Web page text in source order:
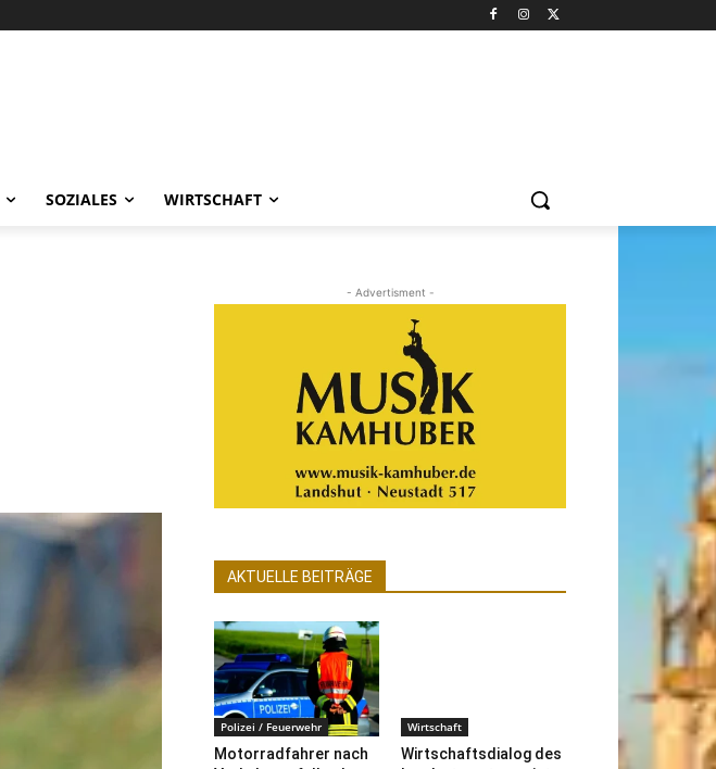
SOZIALES WIRTSCHAFT
- Advertisment -
AKTUELLE BEITRÄGE
Polizei / Feuerwehr
Motorradfahrer nach
Wirtschaft
Wirtschaftsdialog des